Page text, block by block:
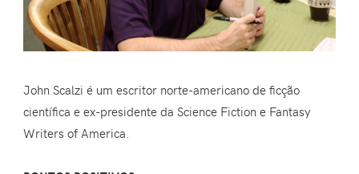
John Scalzi é um escritor norte-americano de ficção
científica e ex-presidente da Science Fiction e Fantasy
Writers of America.